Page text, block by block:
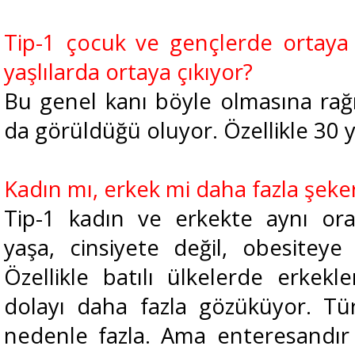
Tip-1 çocuk ve gençlerde ortaya
yaşlılarda ortaya çıkıyor?
Bu genel kanı böyle olmasına
da görüldüğü oluyor. Özellikle 30
Kadın mı, erkek mi daha fazla
Tip-1 kadın ve erkekte aynı
yaşa, cinsiyete değil, obesiteye
Özellikle batılı ülkelerde
dolayı daha fazla gözüküyor.
nedenle fazla. Ama